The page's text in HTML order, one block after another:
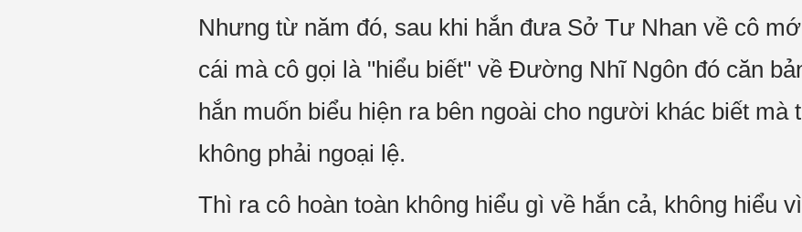
Nhưng từ năm đó, sau khi hắn đưa Sở Tư Nhan về cô
cái mà cô gọi là "hiểu biết" về Đường Nhĩ Ngôn đó căn
hắn muốn biểu hiện ra bên ngoài cho người khác biết mà
không phải ngoại lệ.
Thì ra cô hoàn toàn không hiểu gì về hắn cả, không hiểu